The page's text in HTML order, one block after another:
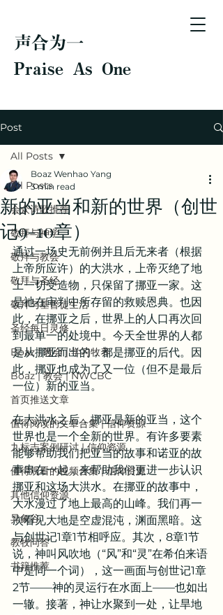
声合为一
Praise As One
Post
All Posts
会众诗歌推荐
敬拜与神学
敬拜与教会
敬拜与圣经
敬拜与基督徒生活
圣经每日灵修
Boaz | 教会 | 学习牧养
Boaz | 教会 | NWCBC
首页推送文章
值得阅读的文章合集 | 信仰资源
九标志案例研讨 | 信仰资源
值得观看的视频合集 | 信仰资源
其他信仰资源
异象谷
教牧问答
书籍推荐
All Posts
新的亚当和新的世界（创世
记9-10章）
Boaz Wenhao Yang
3 min read
通过一场史无前例并且后无来者（根据
上帝所应许）的大洪水，上帝灭绝了地
上一切受造物，只保留了挪亚一家。这
是祂在审判中所存留的救赎恩典。也因
此，在挪亚之后，世界上的人口再次回
到最单一的处境中。今天全世界的人都
是从挪亚而出的，都是挪亚的后代。因
此，挪亚也成为了又一位（但不是最后
一位）新的亚当。
在大洪水之后，挪亚是新的亚当，这个
世界也是一个全新的世界。有许多要素
能够帮助我们把亚当的故事和诺亚的故
事串在一起，来帮助我们更进一步认识
挪亚和这场大洪水。在挪亚的故事中，
大水漫过了地上最高的山峰。我们再一
次看见大地是空虚混沌，渊面黑暗。这
与创世记1章1节相呼应。其次，8章1节
说，神叫风吹地（“风”和“灵”在希伯来语
中是同一个词），这一画面与创世记1章
2节——神的灵运行在水面上——也如出
一辙。接著，神让水聚到一处，让旱地